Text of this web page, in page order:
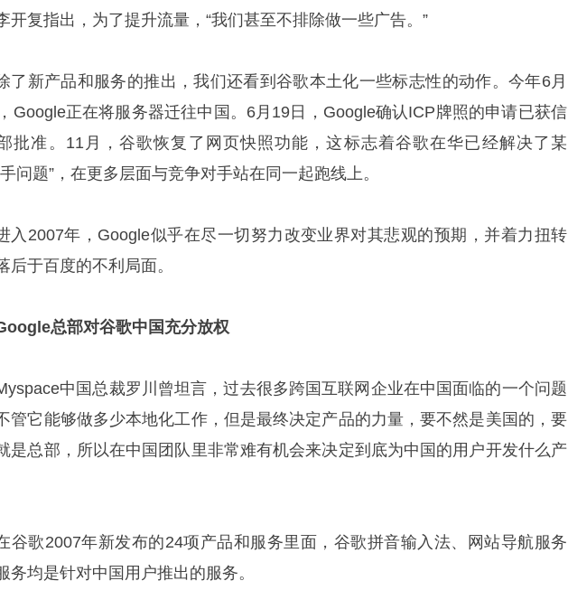
开复指出，为了提升流量，“我们甚至不排除做一些广告。”
了新产品和服务的推出，我们还看到谷歌本土化一些标志性的动作。今年6月
Google正在将服务器迁往中国。6月19日，Google确认ICP牌照的申请已获信
批准。11月，谷歌恢复了网页快照功能，这标志着谷歌在华已经解决了某
问题”，在更多层面与竞争对手站在同一起跑线上。
入2007年，Google似乎在尽一切努力改变业界对其悲观的预期，并着力扭转
后于百度的不利局面。
总部对谷歌中国充分放权
中国总裁罗川曾坦言，过去很多跨国互联网企业在中国面临的一个问题
管它能够做多少本地化工作，但是最终决定产品的力量，要不然是美国的，要
是总部，所以在中国团队里非常难有机会来决定到底为中国的用户开发什么产
谷歌2007年新发布的24项产品和服务里面，谷歌拼音输入法、网站导航服务
务均是针对中国用户推出的服务。